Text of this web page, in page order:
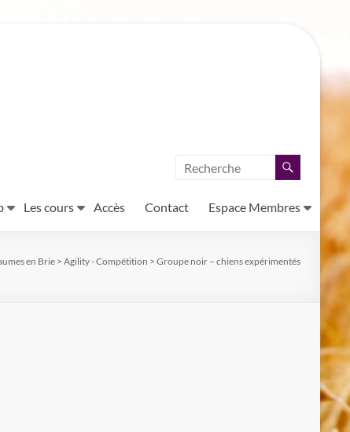
Les cours Accès Contact Espace Membres
en Brie> Agility - Compétition > Groupe noir – chiens expérimentés